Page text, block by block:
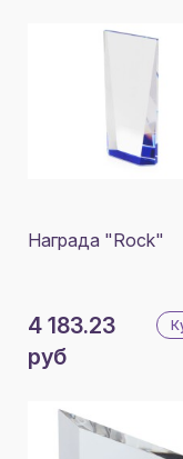
Награда "Rock"
4 183.23
руб